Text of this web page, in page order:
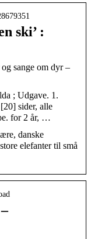
ski’ :
sange om dyr –
; Udgave. 1.
sider, alle
for 2 år, …
danske
elefanter til små